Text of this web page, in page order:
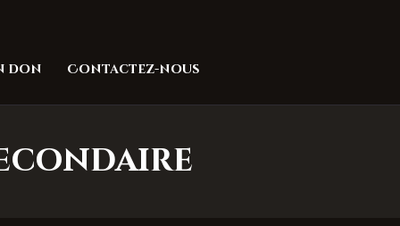
don Contactez-nous